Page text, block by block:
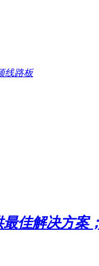
线路板
佳解决方案